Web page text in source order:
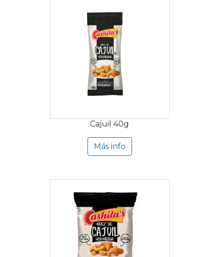
Cajuil 40g
Más info